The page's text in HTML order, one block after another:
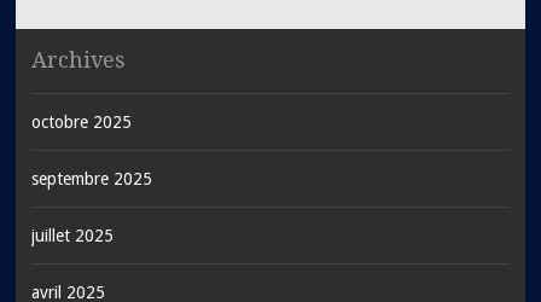
Archives
octobre 2025
septembre 2025
juillet 2025
avril 2025